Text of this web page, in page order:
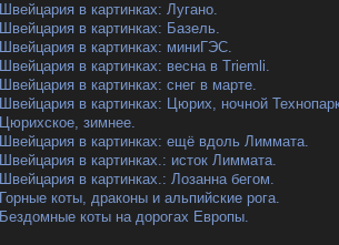
Швейцария в картинках: Лугано.
Швейцария в картинках: Базель.
Швейцария в картинках: миниГЭС.
Швейцария в картинках: весна в Triemli.
Швейцария в картинках: снег в марте.
Швейцария в картинках: Цюрих, ночной
Цюрихское, зимнее.
Швейцария в картинках: ещё вдоль Лиммата.
Швейцария в картинках.: исток Лиммата.
Швейцария в картинках.: Лозанна бегом.
Горные коты, драконы и альпийские рога.
Бездомные коты на дорогах Европы.